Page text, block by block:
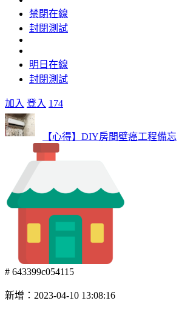
禁閉在線
封閉測試
明日在線
封閉測試
加入 登入 174
【心得】DIY房間壁癌工程備忘
# 643399c054115
新增：2023-04-10 13:08:16